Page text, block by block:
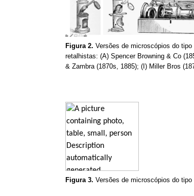
Figura 2. Versões de microscópios do
retalhistas: (A) Spencer Browning & Co
& Zambra (1870s, 1885); (I) Miller Bros
Figura 3. Versões de microscópios do